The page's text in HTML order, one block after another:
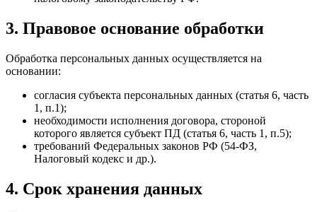
3. Правовое основание обработки
Обработка персональных данных осуществляется на
основании:
согласия субъекта персональных данных (статья 6, часть
1, п.1);
необходимости исполнения договора, стороной
которого является субъект ПД (статья 6, часть 1, п.5);
требований Федеральных законов РФ (54-ФЗ,
Налоговый кодекс и др.).
4. Срок хранения данных